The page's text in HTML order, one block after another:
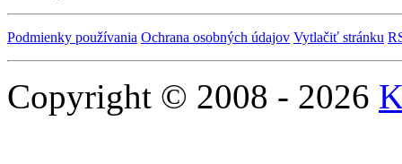
Podmienky používania Ochrana osobných údajov Vytlačiť stránku
Copyright © 2008 - 2026